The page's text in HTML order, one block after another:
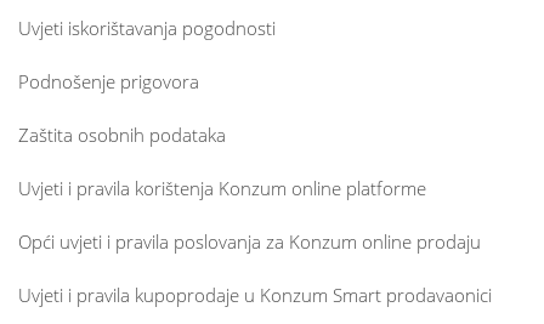
Uvjeti iskorištavanja pogodnosti
Podnošenje prigovora
Zaštita osobnih podataka
Uvjeti i pravila korištenja Konzum online platforme
Opći uvjeti i pravila poslovanja za Konzum online prodaju
Uvjeti i pravila kupoprodaje u Konzum Smart prodavaonici